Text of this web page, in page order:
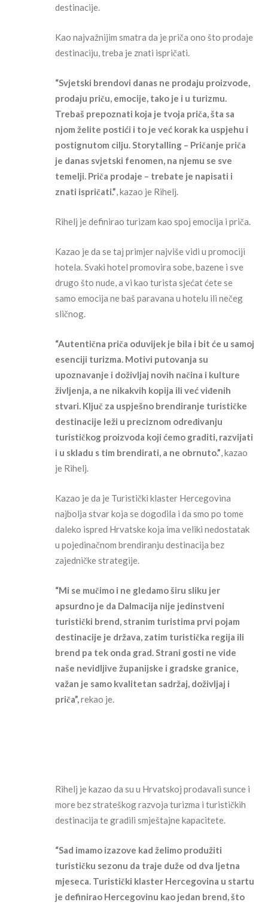
destinacije.
Kao najvažnijim smatra da je priča ono što prodaje
destinaciju, treba je znati ispričati.
“Svjetski brendovi danas ne prodaju proizvode,
prodaju priču, emocije, tako je i u turizmu.
Trebaš prepoznati koja je tvoja priča, šta sa
njom želite postići i to je već korak ka uspjehu i
postignutom cilju. Storytalling – Pričanje priča
je danas svjetski fenomen, na njemu se sve
temelji. Priča prodaje – trebate je napisati i
znati ispričati.”, kazao je Rihelj.
Rihelj je definirao turizam kao spoj emocija i priča.
Kazao je da se taj primjer najviše vidi u promociji
hotela. Svaki hotel promovira sobe, bazene i sve
drugo što nude, a vi kao turista sjećat ćete se
samo emocija ne baš paravana u hotelu ili nečeg
sličnog.
“Autentična priča oduvijek je bila i bit će u samoj
esenciji turizma. Motivi putovanja su
upoznavanje i doživljaj novih načina i kulture
življenja, a ne nikakvih kopija ili već viđenih
stvari. Ključ za uspješno brendiranje turističke
destinacije leži u preciznom određivanju
turističkog proizvoda koji ćemo graditi, razvijati
i u skladu s tim brendirati, a ne obrnuto.”, kazao
je Rihelj.
Kazao je da je Turistički klaster Hercegovina
najbolja stvar koja se dogodila i da smo po tome
daleko ispred Hrvatske koja ima veliki nedostatak
u pojedinačnom brendiranju destinacija bez
zajedničke strategije.
“Mi se mučimo i ne gledamo širu sliku jer
apsurdno je da Dalmacija nije jedinstveni
turistički brend, stranim turistima prvi pojam
destinacije je država, zatim turistička regija ili
brend pa tek onda grad. Strani gosti ne vide
naše nevidljive županijske i gradske granice,
važan je samo kvalitetan sadržaj, doživljaj i
priča”,rekao je.
Rihelj je kazao da su u Hrvatskoj prodavali sunce i
more bez strateškog razvoja turizma i turističkih
destinacija te gradili smještajne kapacitete.
“Sad imamo izazove kad želimo produžiti
turističku sezonu da traje duže od dva ljetna
mjeseca. Turistički klaster Hercegovina u startu
je definirao Hercegovinu kao jedan brend, što